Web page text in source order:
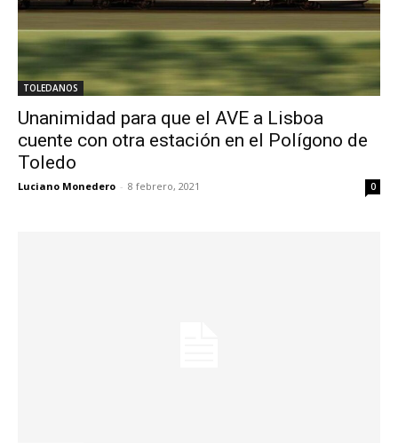
TOLEDANOS
Unanimidad para que el AVE a Lisboa
cuente con otra estación en el Polígono de
Toledo
Luciano Monedero - 8 febrero, 2021 0